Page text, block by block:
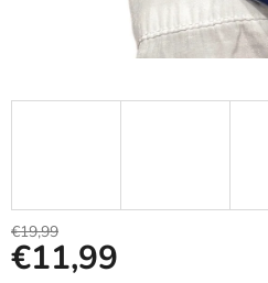
€19,99
€11,99